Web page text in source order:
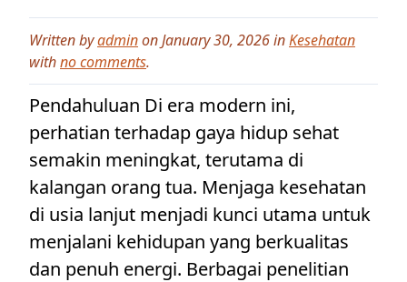
Written byadminon January 30, 2026 inKesehatan
withno comments.
Pendahuluan Di era modern ini,
perhatian terhadap gaya hidup sehat
semakin meningkat, terutama di
kalangan orang tua. Menjaga kesehatan
di usia lanjut menjadi kunci utama untuk
menjalani kehidupan yang berkualitas
dan penuh energi. Berbagai penelitian